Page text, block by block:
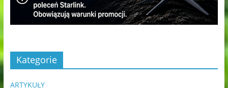
Kategorie
ARTYKUŁY